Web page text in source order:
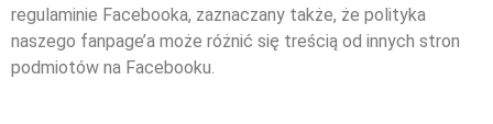
regulaminie Facebooka, zaznaczany także, że polityka
naszego fanpage’a może różnić się treścią od innych stron
podmiotów na Facebooku.